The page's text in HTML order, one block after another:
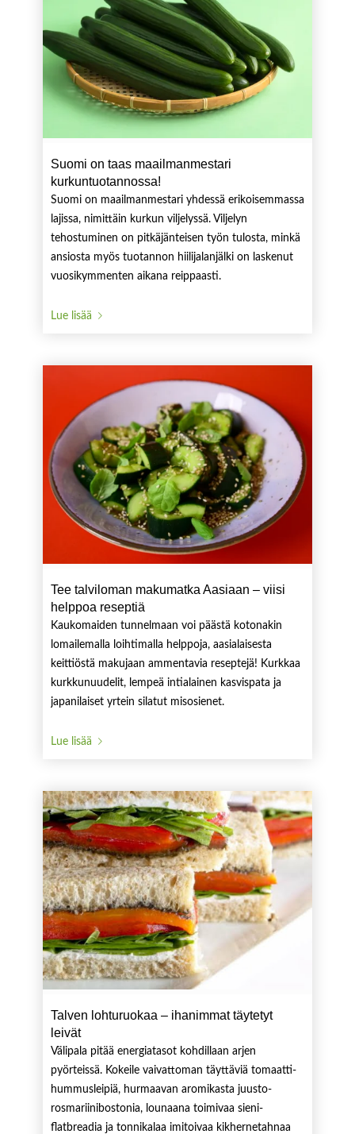
Suomi on taas maailmanmestari
kurkuntuotannossa!
Suomi on maailmanmestari yhdessä erikoisemmassa
lajissa, nimittäin kurkun viljelyssä. Viljelyn
tehostuminen on pitkäjänteisen työn tulosta, minkä
ansiosta myös tuotannon hiilijalanjälki on laskenut
vuosikymmenten aikana reippaasti.
Lue lisää
Tee talviloman makumatka Aasiaan – viisi
helppoa reseptiä
Kaukomaiden tunnelmaan voi päästä kotonakin
lomailemalla loihtimalla helppoja, aasialaisesta
keittiöstä makujaan ammentavia reseptejä! Kurkkaa
kurkkunuudelit, lempeä intialainen kasvispata ja
japanilaiset yrtein silatut misosienet.
Lue lisää
Talven lohturuokaa – ihanimmat täytetyt
leivät
Välipala pitää energiatasot kohdillaan arjen
pyörteissä. Kokeile vaivattoman täyttäviä tomaatti-
hummusleipiä, hurmaavan aromikasta juusto-
rosmariinibostonia, lounaana toimivaa sieni-
flatbreadia ja tonnikalaa imitoivaa kikhernetahnaa